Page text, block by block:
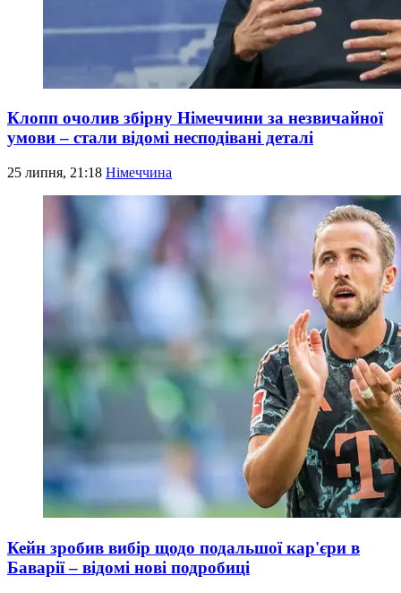
Клопп очолив збірну Німеччини за незвичайної
умови – стали відомі несподівані деталі
25 липня, 21:18 Німеччина
Кейн зробив вибір щодо подальшої кар'єри в
Баварії – відомі нові подробиці